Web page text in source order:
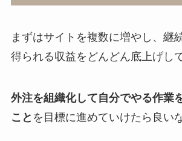
まずはサイトを複数に増やし、継
得られる収益をどんどん底上げし
外注を組織化して自分でやる作業
こと を目標に進めていけたら良い